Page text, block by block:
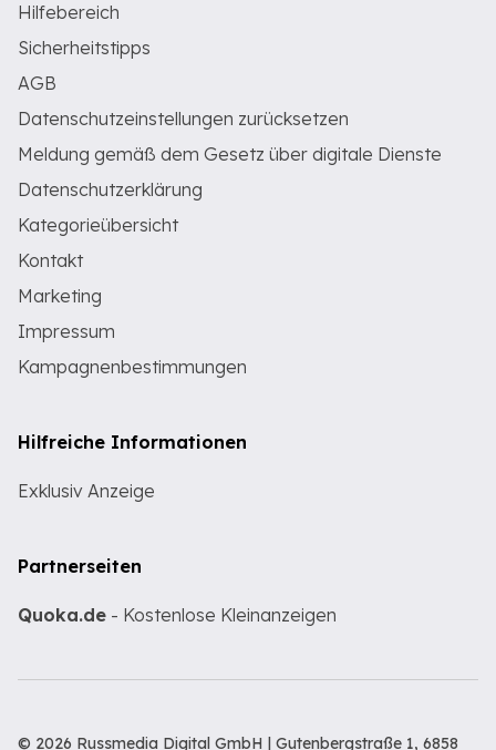
Hilfebereich
Sicherheitstipps
AGB
Datenschutzeinstellungen zurücksetzen
Meldung gemäß dem Gesetz über digitale Dienste
Datenschutzerklärung
Kategorieübersicht
Kontakt
Marketing
Impressum
Kampagnenbestimmungen
Hilfreiche Informationen
Exklusiv Anzeige
Partnerseiten
Quoka.de - Kostenlose Kleinanzeigen
© 2026 Russmedia Digital GmbH | Gutenbergstraße 1, 6858